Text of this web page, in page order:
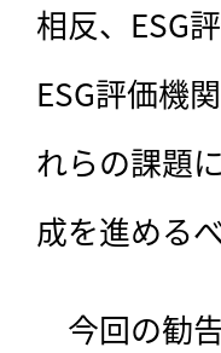
相反、ESG
ESG評価機
れらの課題
成を進める
今回の勧